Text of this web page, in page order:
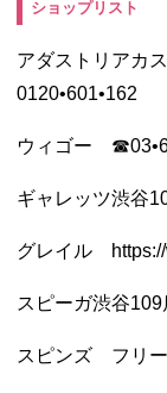
ショップリスト
アダストリアカ
0120•601•162
ウィゴー
ギャレッツ渋谷
グレイル https://
スピーガ渋谷
スピンズ フリー